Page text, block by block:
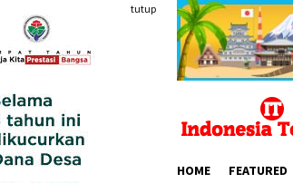
konten
tutup
HOME FEATURED